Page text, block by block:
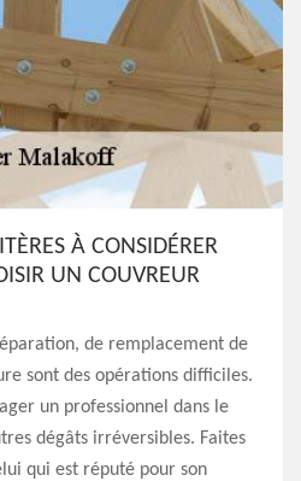
À CONSIDÉRER
UN COUVREUR
de remplacement de
sont des opérations difficiles.
un professionnel dans le
dégâts irréversibles. Faites
qui est réputé pour son